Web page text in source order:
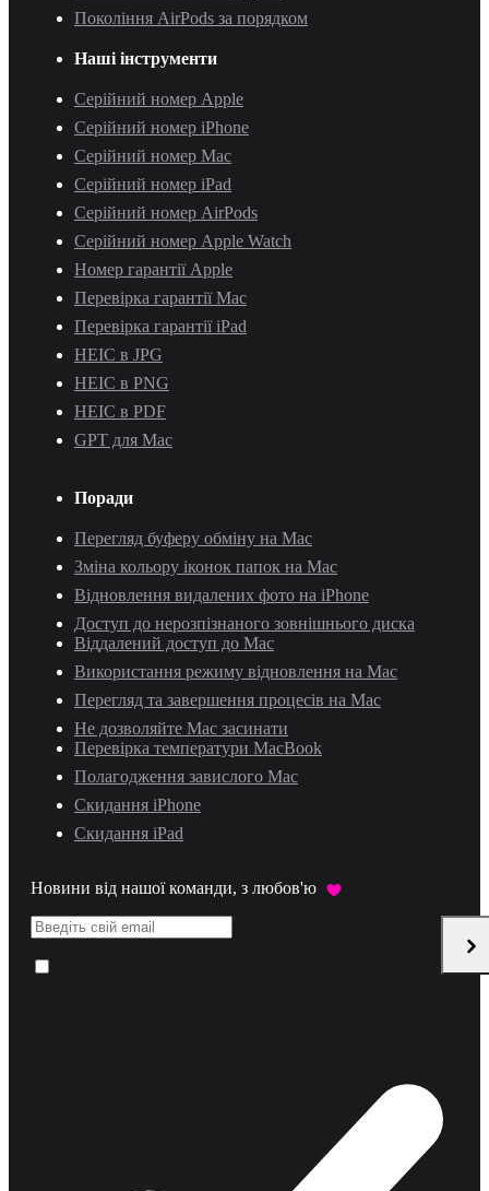
Покоління AirPods за порядком
Наші інструменти
Серійний номер Apple
Серійний номер iPhone
Серійний номер Mac
Серійний номер iPad
Серійний номер AirPods
Серійний номер Apple Watch
Номер гарантії Apple
Перевірка гарантії Mac
Перевірка гарантії iPad
HEIC в JPG
HEIC в PNG
HEIC в PDF
GPT для Mac
Поради
Перегляд буферу обміну на Mac
Зміна кольору іконок папок на Mac
Відновлення видалених фото на iPhone
Доступ до нерозпізнаного зовнішнього диска
Віддалений доступ до Mac
Використання режиму відновлення на Mac
Перегляд та завершення процесів на Mac
Не дозволяйте Mac засинати
Перевірка температури MacBook
Полагодження завислого Mac
Скидання iPhone
Скидання iPad
Новини від нашої команди, з любов'ю